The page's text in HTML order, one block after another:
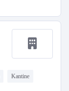
Kantine